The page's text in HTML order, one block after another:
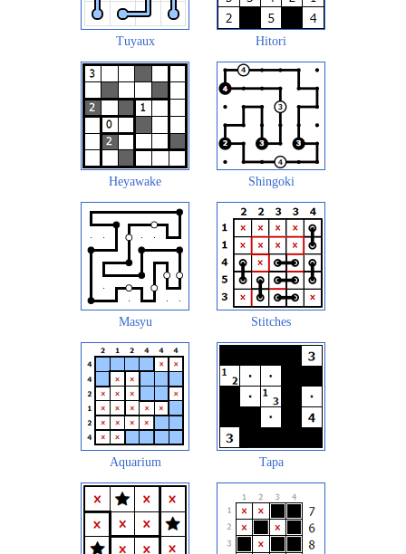
Tuyaux Hitori
Heyawake Shingoki
Masyu Stitches
Aquarium Tapa